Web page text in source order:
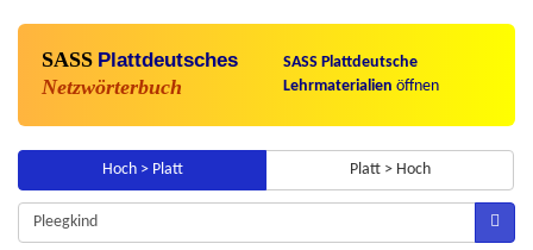
SASS Plattdeutsches
Netzwörterbuch
SASS Plattdeutsche
Lehrmaterialien öffnen
Hoch > Platt Platt > Hoch